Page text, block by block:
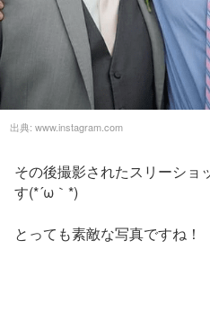
出典: www.instagram.com
その後撮影されたスリーショ
す(*´ω｀*)
とっても素敵な写真ですね！